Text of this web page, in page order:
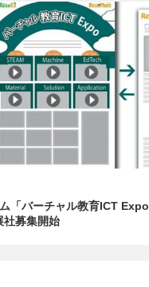
「バーチャル教育ICT
社募集開始